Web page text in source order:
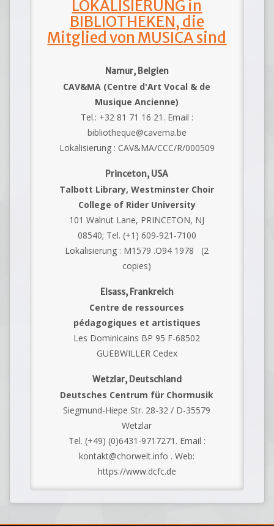
LOKALISIERUNG in
BIBLIOTHEKEN, die
Mitglied von MUSICA sind
Namur, Belgien
CAV&MA (Centre d'Art Vocal & de
Musique Ancienne)
Tel.: +32 81 71 16 21. Email :
bibliotheque@cavema.be
Lokalisierung : CAV&MA/CCC/R/000509
Princeton, USA
Talbott Library, Westminster Choir
College of Rider University
101 Walnut Lane, PRINCETON, NJ
08540; Tel. (+1) 609-921-7100
Lokalisierung : M1579 .O94 1978 (2
copies)
Elsass, Frankreich
Centre de ressources
pédagogiques et artistiques
Les Dominicains BP 95 F-68502
GUEBWILLER Cedex
Wetzlar, Deutschland
Deutsches Centrum für Chormusik
Siegmund-Hiepe Str. 28-32 / D-35579
Wetzlar
Tel. (+49) (0)6431-9717271. Email :
kontakt@chorwelt.info . Web:
https://www.dcfc.de